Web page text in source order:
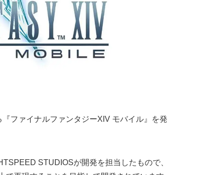
ファイナルファンタジーXIV モバイル』を発
STUDIOSが開発を担当したもので、